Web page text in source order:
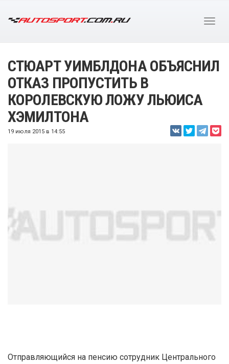
СТЮАРТ УИМБЛДОНА ОБЪЯСНИЛ
ОТКАЗ ПРОПУСТИТЬ В
КОРОЛЕВСКУЮ ЛОЖУ ЛЬЮИСА
ХЭМИЛТОНА
19 июля 2015 в 14:55
Отправляющийся на пенсию сотрудник Центрального